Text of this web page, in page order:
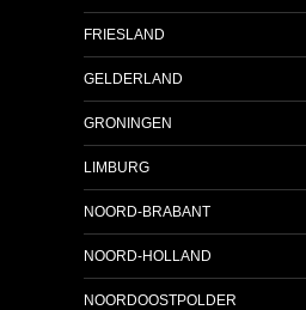
FRIESLAND
GELDERLAND
GRONINGEN
LIMBURG
NOORD-BRABANT
NOORD-HOLLAND
NOORDOOSTPOLDER